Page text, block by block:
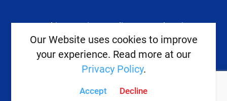
Copyright ©2026Europe House
Cookies Privacy Policy Legal Notice
Developed
Digital
Our Website uses cookies to improve
your experience. Read more at our
Privacy Policy.
Accept Decline